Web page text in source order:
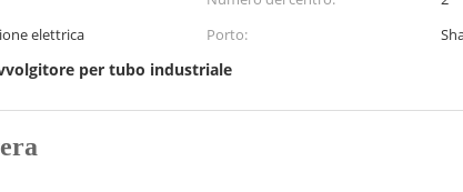
elettrica Porto:
per tubo industriale